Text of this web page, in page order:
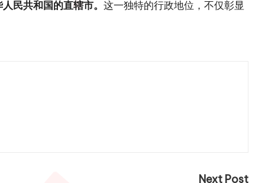
民共和国的直辖市。 这一独特的行政地位，不仅彰显
Next Post